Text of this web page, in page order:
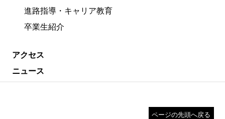
進路指導・キャリア教育
卒業生紹介
アクセス
ニュース
ページの先頭へ戻る